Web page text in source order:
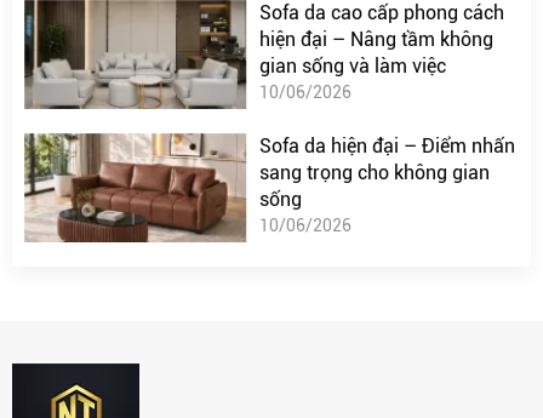
Sofa da cao cấp phong cách
hiện đại – Nâng tầm không
gian sống và làm việc
10/06/2026
Sofa da hiện đại – Điểm nhấn
sang trọng cho không gian
sống
10/06/2026